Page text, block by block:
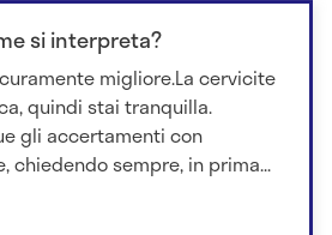
si interpreta?
migliore.La cervicite
quindi stai tranquilla.
gli accertamenti con
chiedendo sempre, in prima...